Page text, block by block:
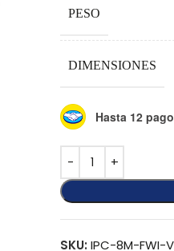
PESO
DIMENSIONES
Hasta 12
SKU:IPC-8M-FWI-V